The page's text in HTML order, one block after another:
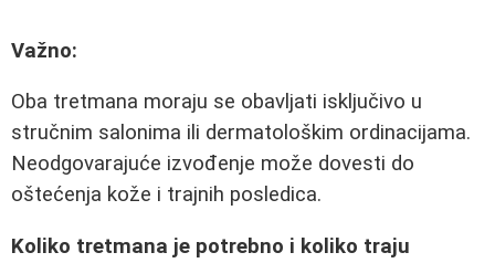
Važno:
Oba tretmana moraju se obavljati isključivo u
stručnim salonima ili dermatološkim ordinacijama.
Neodgovarajuće izvođenje može dovesti do
oštećenja kože i trajnih posledica.
Koliko tretmana je potrebno i koliko traju